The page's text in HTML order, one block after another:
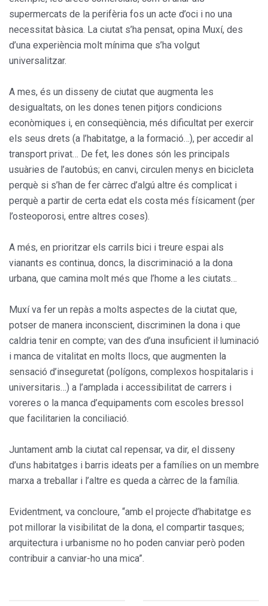
supermercats de la perifèria fos un acte d’oci i no una
necessitat bàsica. La ciutat s’ha pensat, opina Muxí, des
d’una experiència molt mínima que s’ha volgut
universalitzar.
A mes, és un disseny de ciutat que augmenta les
desigualtats, on les dones tenen pitjors condicions
econòmiques i, en conseqüència, més dificultat per exercir
els seus drets (a l’habitatge, a la formació…), per accedir al
transport privat… De fet, les dones són les principals
usuàries de l’autobús; en canvi, circulen menys en bicicleta
perquè si s’han de fer càrrec d’algú altre és complicat i
perquè a partir de certa edat els costa més físicament (per
l’osteoporosi, entre altres coses).
A més, en prioritzar els carrils bici i treure espai als
vianants es continua, doncs, la discriminació a la dona
urbana, que camina molt més que l’home a les ciutats…
Muxí va fer un repàs a molts aspectes de la ciutat que,
potser de manera inconscient, discriminen la dona i que
caldria tenir en compte; van des d’una insuficient il·luminació
i manca de vitalitat en molts llocs, que augmenten la
sensació d’inseguretat (polígons, complexos hospitalaris i
universitaris…) a l’amplada i accessibilitat de carrers i
voreres o la manca d’equipaments com escoles bressol
que facilitarien la conciliació.
Juntament amb la ciutat cal repensar, va dir, el disseny
d’uns habitatges i barris ideats per a famílies on un membre
marxa a treballar i l’altre es queda a càrrec de la família.
Evidentment, va concloure, “amb el projecte d’habitatge es
pot millorar la visibilitat de la dona, el compartir tasques;
arquitectura i urbanisme no ho poden canviar però poden
contribuir a canviar-ho una mica”.